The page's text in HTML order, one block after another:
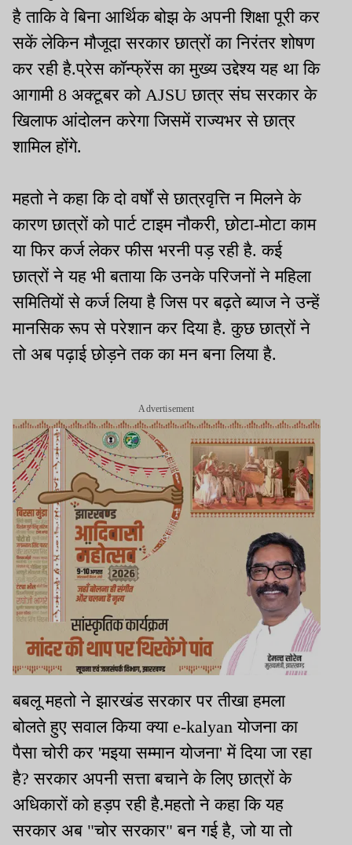
है ताकि वे बिना आर्थिक बोझ के अपनी शिक्षा पूरी कर
सकें लेकिन मौजूदा सरकार छात्रों का निरंतर शोषण
कर रही है.प्रेस कॉन्फ्रेंस का मुख्य उद्देश्य यह था कि
आगामी 8 अक्टूबर को AJSU छात्र संघ सरकार के
खिलाफ आंदोलन करेगा जिसमें राज्यभर से छात्र
शामिल होंगे.
महतो ने कहा कि दो वर्षों से छात्रवृत्ति न मिलने के
कारण छात्रों को पार्ट टाइम नौकरी, छोटा-मोटा काम
या फिर कर्ज लेकर फीस भरनी पड़ रही है. कई
छात्रों ने यह भी बताया कि उनके परिजनों ने महिला
समितियों से कर्ज लिया है जिस पर बढ़ते ब्याज ने उन्हें
मानसिक रूप से परेशान कर दिया है. कुछ छात्रों ने
तो अब पढ़ाई छोड़ने तक का मन बना लिया है.
Advertisement
बबलू महतो ने झारखंड सरकार पर तीखा हमला
बोलते हुए सवाल किया क्या e-kalyan योजना का
पैसा चोरी कर 'मइया सम्मान योजना' में दिया जा रहा
है? सरकार अपनी सत्ता बचाने के लिए छात्रों के
अधिकारों को हड़प रही है.महतो ने कहा कि यह
सरकार अब "चोर सरकार" बन गई है, जो या तो